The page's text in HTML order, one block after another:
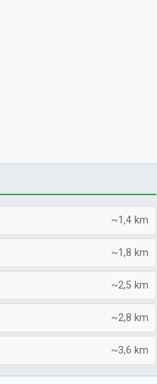
~1,4 km
~1,8 km
~2,5 km
~2,8 km
~3,6 km